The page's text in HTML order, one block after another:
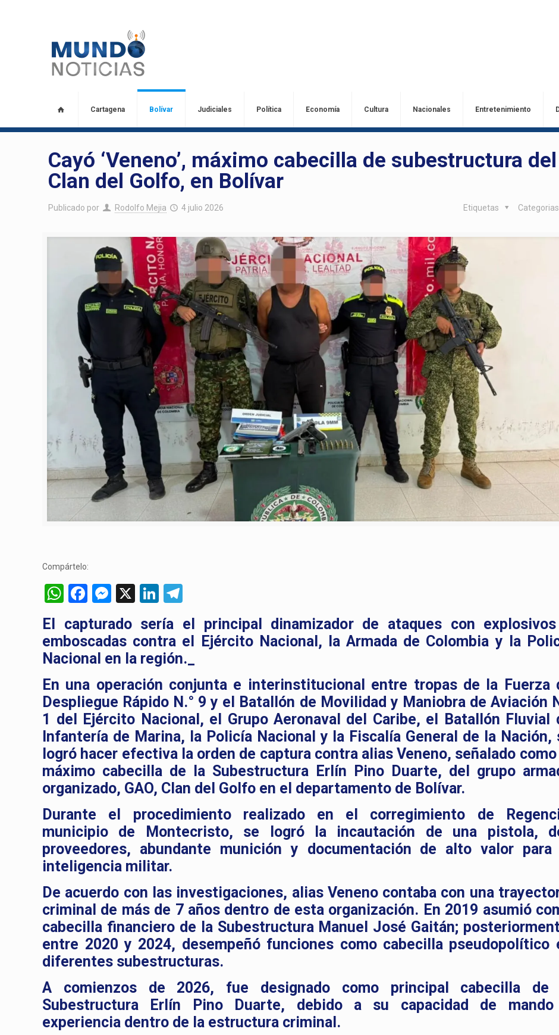
Cartagena Bolívar Judiciales Política Economía Cultura Nacionales Entretenimiento
Cayó ‘Veneno’, máximo cabecilla de subestructura del
Clan del Golfo, en Bolívar
Publicado por Rodolfo Mejia 4 julio 2026 Categorias
Etiquetas
Compártelo:
WhatsApp
Facebook
Messenger
X LinkedIn
El capturado sería el principal dinamizador de ataques con
emboscadas contra el Ejército Nacional, la Armada de Colombia y la
Nacional en la región._
En una operación conjunta e interinstitucional entre tropas de la Fuerza
Despliegue Rápido N.° 9 y el Batallón de Movilidad y Maniobra de Aviación
1 del Ejército Nacional, el Grupo Aeronaval del Caribe, el Batallón Fluvial
Infantería de Marina, la Policía Nacional y la Fiscalía General de la Nación,
logró hacer efectiva la orden de captura contra alias Veneno, señalado
máximo cabecilla de la Subestructura Erlín Pino Duarte, del grupo
organizado, GAO, Clan del Golfo en el departamento de Bolívar.
Durante el procedimiento realizado en el corregimiento de
municipio de Montecristo, se logró la incautación de una pistola,
proveedores, abundante munición y documentación de alto valor para
inteligencia militar.
De acuerdo con las investigaciones, alias Veneno contaba con una
criminal de más de 7 años dentro de esta organización. En 2019 asumió
cabecilla financiero de la Subestructura Manuel José Gaitán;
entre 2020 y 2024, desempeñó funciones como cabecilla pseudopolítico
diferentes subestructuras.
A comienzos de 2026, fue designado como principal cabecilla de
Subestructura Erlín Pino Duarte, debido a su capacidad de
experiencia dentro de la estructura criminal.